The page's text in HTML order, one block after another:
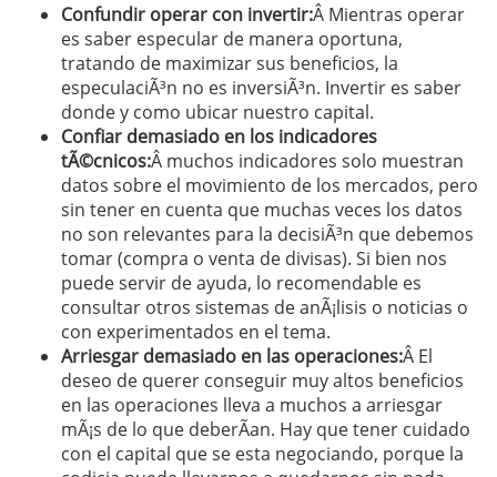
Confundir operar con invertir:Â Mientras operar
es saber especular de manera oportuna,
tratando de maximizar sus beneficios, la
especulaciÃ³n no es inversiÃ³n. Invertir es saber
donde y como ubicar nuestro capital.
Confiar demasiado en los indicadores
tÃ©cnicos:Â muchos indicadores solo muestran
datos sobre el movimiento de los mercados, pero
sin tener en cuenta que muchas veces los datos
no son relevantes para la decisiÃ³n que debemos
tomar (compra o venta de divisas). Si bien nos
puede servir de ayuda, lo recomendable es
consultar otros sistemas de anÃ¡lisis o noticias o
con experimentados en el tema.
Arriesgar demasiado en las operaciones:Â El
deseo de querer conseguir muy altos beneficios
en las operaciones lleva a muchos a arriesgar
mÃ¡s de lo que deberÃ­an. Hay que tener cuidado
con el capital que se esta negociando, porque la